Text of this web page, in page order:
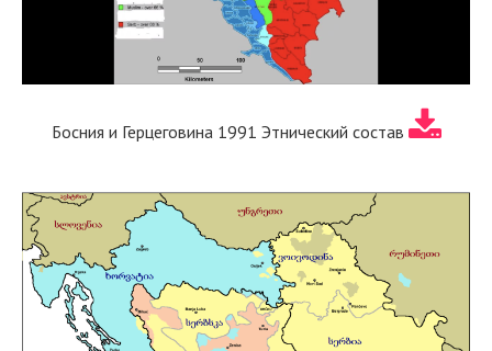
Босния и Герцеговина 1991 Этнический состав